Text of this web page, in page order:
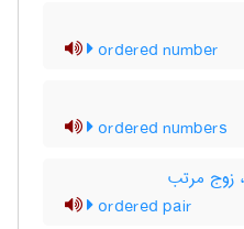
ordered number
ordered numbers
مرتب
ordered pair